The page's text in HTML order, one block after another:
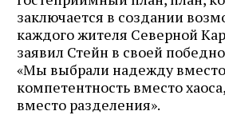
заключается в создании
каждого жителя Северной
заявил Стейн в своей
«Мы выбрали надежду
компетентность вместо
вместо разделения».